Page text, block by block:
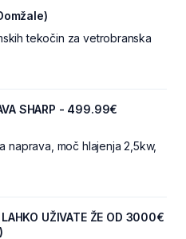
tekočin za vetrobranska
SHARP - 499.99€
naprava, moč hlajenja 2,5kw,
UŽIVATE ŽE OD 3000€